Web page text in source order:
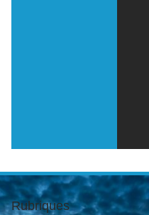
Rubriques